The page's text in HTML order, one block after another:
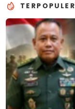
TERPOPULER